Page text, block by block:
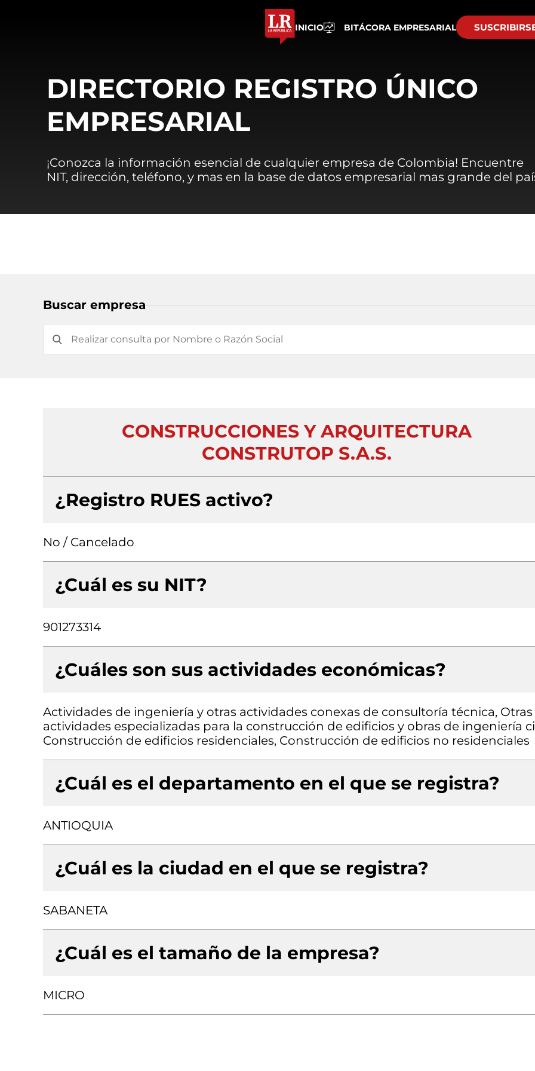
INICIO BITÁCORA EMPRESARIAL
DIRECTORIO REGISTRO ÚNICO
EMPRESARIAL
¡Conozca la información esencial de cualquier empresa de Colombia! Encuentre
NIT, dirección, teléfono, y mas en la base de datos empresarial mas grande del
Buscar empresa
CONSTRUCCIONES Y ARQUITECTURA
CONSTRUTOP S.A.S.
¿Registro RUES activo?
No / Cancelado
¿Cuál es su NIT?
901273314
¿Cuáles son sus actividades económicas?
Actividades de ingeniería y otras actividades conexas de consultoría técnica, Otras
actividades especializadas para la construcción de edificios y obras de ingeniería
Construcción de edificios residenciales, Construcción de edificios no residenciales
¿Cuál es el departamento en el que se registra?
ANTIOQUIA
¿Cuál es la ciudad en el que se registra?
SABANETA
¿Cuál es el tamaño de la empresa?
MICRO